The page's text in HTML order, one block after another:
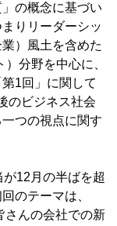
の概念に基づい
りリーダーシッ
）風土を含めた
分野を中心に、
1回」に関して
のビジネス社会
つの視点に関す
12月の半ばを超
のテーマは、
さんの会社での新